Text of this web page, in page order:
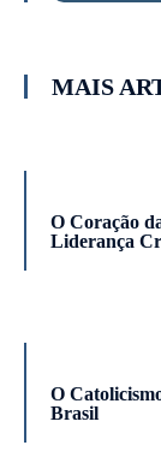
MAIS
O Coração
Liderança
O
Brasil